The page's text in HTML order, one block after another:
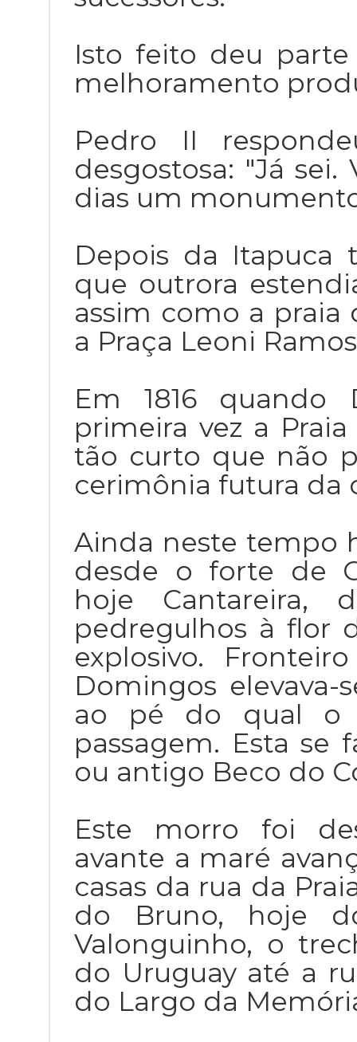
Isto feito deu
melhoramento
Pedro II
desgostosa: "Já
dias um
Depois da Itapuca
que outrora
assim como a praia
a Praça Leoni
Em 1816 quando
primeira vez a
tão curto que não
cerimônia futura da
Ainda neste tempo
desde o forte de
hoje Cantareira,
pedregulhos à flor
explosivo.
Domingos
ao pé do qual o
passagem. Esta se
ou antigo Beco do
Este morro foi
avante a maré
casas da rua da
do Bruno, hoje
Valonguinho, o
do Uruguay até a
do Largo da